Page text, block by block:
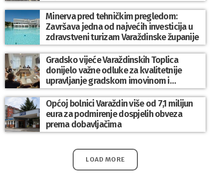
Minerva pred tehničkim pregledom:
Završava jedna od najvećih investicija u
zdravstveni turizam Varaždinske županije
Gradsko vijeće Varaždinskih Toplica
donijelo važne odluke za kvalitetnije
upravljanje gradskom imovinom i
komunalnim sustavom
Općoj bolnici Varaždin više od 7,1 milijun
eura za podmirenje dospjelih obveza
prema dobavljačima
LOAD MORE